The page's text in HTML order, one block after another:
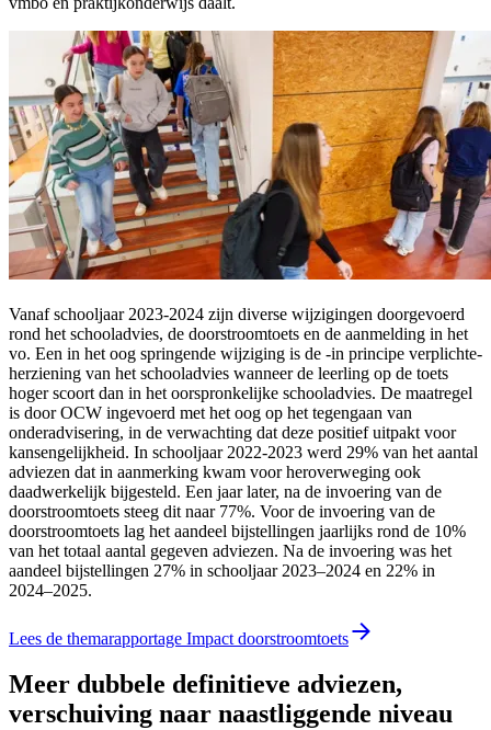
Vanaf schooljaar 2023-2024 zijn diverse wijzigingen doorgevoerd
rond het schooladvies, de doorstroomtoets en de aanmelding in het
vo. Een in het oog springende wijziging is de -in principe verplichte-
herziening van het schooladvies wanneer de leerling op de toets
hoger scoort dan in het oorspronkelijke schooladvies. De maatregel
is door OCW ingevoerd met het oog op het tegengaan van
onderadvisering, in de verwachting dat deze positief uitpakt voor
kansengelijkheid. In schooljaar 2022-2023 werd 29% van het aantal
adviezen dat in aanmerking kwam voor heroverweging ook
daadwerkelijk bijgesteld. Een jaar later, na de invoering van de
doorstroomtoets steeg dit naar 77%. Voor de invoering van de
doorstroomtoets lag het aandeel bijstellingen jaarlijks rond de 10%
van het totaal aantal gegeven adviezen. Na de invoering was het
aandeel bijstellingen 27% in schooljaar 2023–2024 en 22% in
2024–2025.
Lees de themarapportage Impact doorstroomtoets
Meer dubbele definitieve adviezen,
verschuiving naar naastliggende niveau